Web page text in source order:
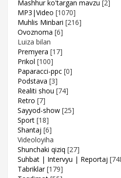
Mashhur ko'targan mavzu [2]
MP3|Video [1070]
Muhlis Minbari [216]
Ovoznoma [6]
Luiza bilan
Premyera [17]
Prikol [100]
Paparacci-ppc [0]
Podstava [3]
Realiti shou [74]
Retro [7]
Sayyod-show [25]
Sport [18]
Shantaj [6]
Videoloyiha
Shunchaki qiziq [27]
Suhbat | Intervyu | Reportaj
Tabriklar [179]